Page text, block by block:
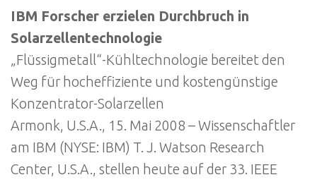
IBM Forscher erzielen Durchbruch in
Solarzellentechnologie
„Flüssigmetall“-Kühltechnologie bereitet den
Weg für hocheffiziente und kostengünstige
Konzentrator-Solarzellen
Armonk, U.S.A., 15. Mai 2008 – Wissenschaftler
am IBM (NYSE: IBM) T. J. Watson Research
Center, U.S.A., stellen heute auf der 33. IEEE